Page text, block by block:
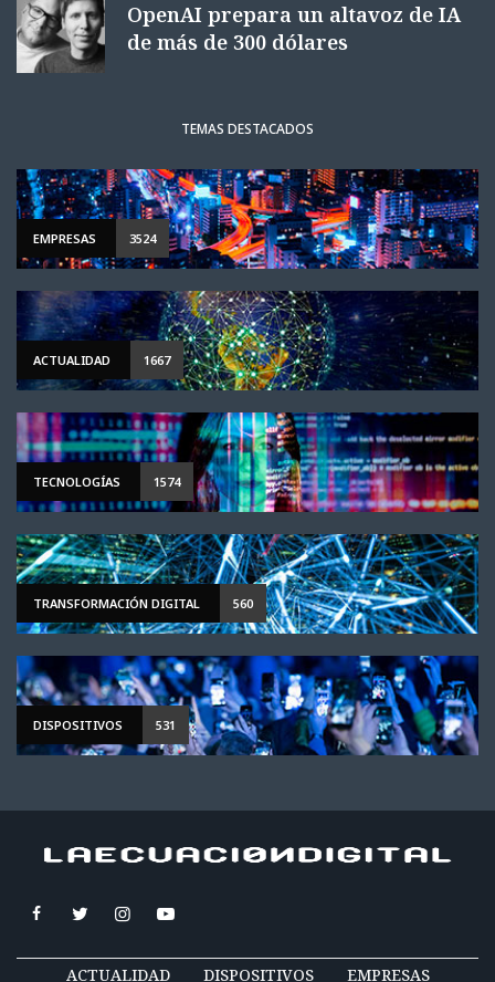
OpenAI prepara un altavoz de IA
de más de 300 dólares
TEMAS DESTACADOS
EMPRESAS 3524
ACTUALIDAD 1667
TECNOLOGÍAS 1574
TRANSFORMACIÓN DIGITAL 560
DISPOSITIVOS 531
ACTUALIDAD DISPOSITIVOS EMPRESAS